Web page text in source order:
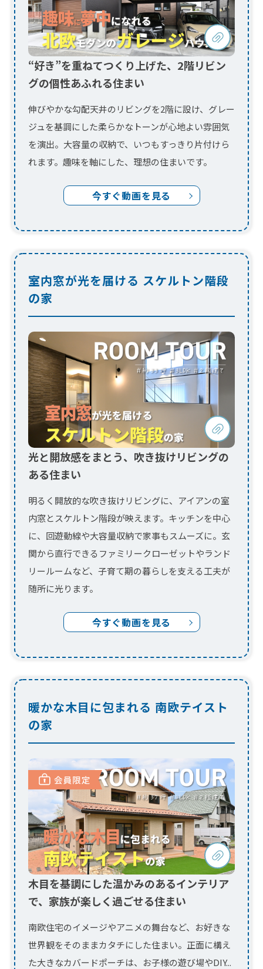
ジュを基調にした柔らかなトーンが心地よい雰囲気
を演出。大容量の収納で、いつもすっきり片付けら
れます。趣味を軸にした、理想の住まいです。
今すぐ動画を見る
室内窓が光を届ける スケルトン階段
光と開放感をまとう、吹き抜けリビングの
ある住まい
明るく開放的な吹き抜けリビングに、アイアンの室
内窓とスケルトン階段が映えます。キッチンを中心
に、回遊動線や大容量収納で家事もスムーズに。玄
関から直行できるファミリークローゼットやランド
リールームなど、子育て期の暮らしを支える工夫が
随所に光ります。
今すぐ動画を見る
暖かな木目に包まれる 南欧テイスト
木目を基調にした温かみのあるインテリア
で、家族が楽しく過ごせる住まい
南欧住宅のイメージやアニメの舞台など、お好きな
世界観をそのままカタチにした住まい。正面に構え
た大きなカバードポーチは、お子様の遊び場やDIY...
今すぐ会員限定動画を見る！
会員登録 ログイン
（会員ページ）